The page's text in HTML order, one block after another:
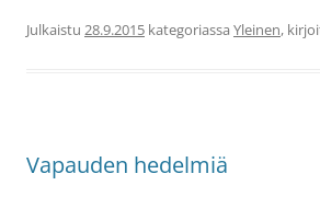
Julkaistu 28.9.2015 kategoriassa Yleinen,
Vapauden hedelmiä